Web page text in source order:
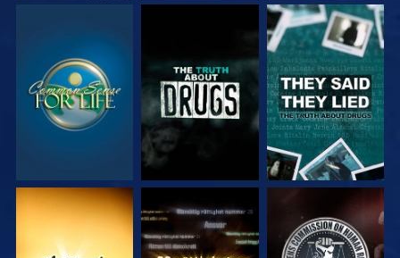
TITTA TITTA TITTA
TITTA TITTA TITTA